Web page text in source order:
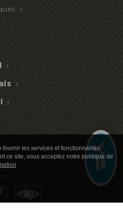
una estada
fournir les services et fonctionnalités
ce site, vous acceptez notre politique de